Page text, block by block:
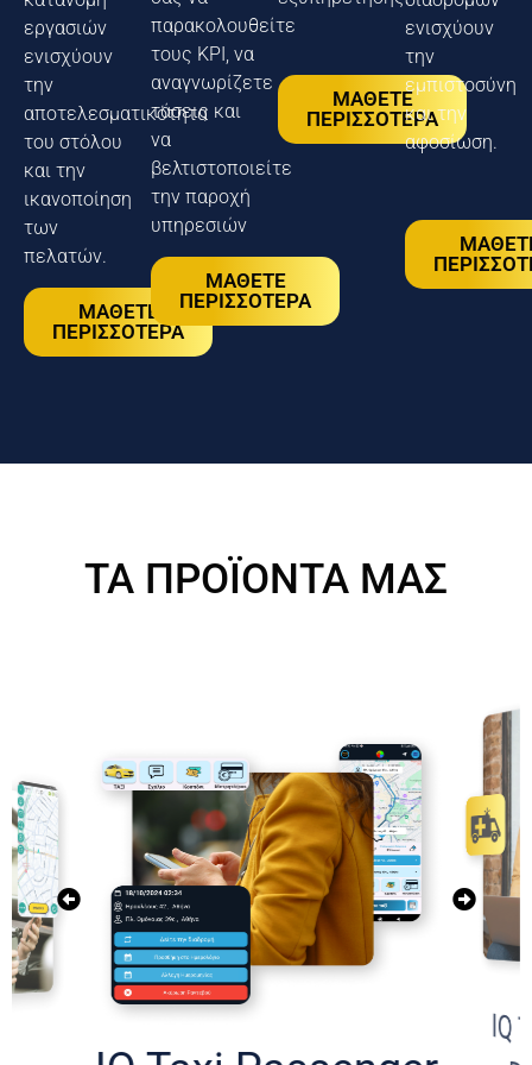
εργασιών
ενισχύουν
την
αποτελεσματικότητα
του στόλου
και την
ικανοποίηση
των
πελατών.
ΜΑΘΕΤΕ
ΠΕΡΙΣΣΟΤΕΡΑ
παρακολουθείτε
τους KPI, να
αναγνωρίζετε
τάσεις και
να
βελτιστοποιείτε
την παροχή
υπηρεσιών
ΜΑΘΕΤΕ
ΠΕΡΙΣΣΟΤΕΡΑ
ΜΑΘΕΤΕ
ΠΕΡΙΣΣΟΤΕΡΑ
ενισχύουν
την
εμπιστοσύνη
και την
αφοσίωση.
ΤΑ ΠΡΟΪΟΝΤΑ ΜΑΣ